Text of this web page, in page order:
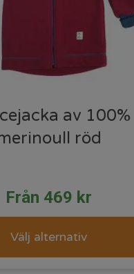
av 100%
röd
Från 469 kr
Välj alternativ